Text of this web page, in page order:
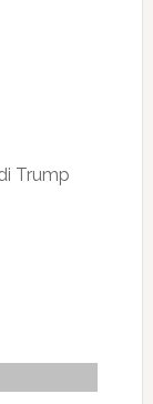
Trump